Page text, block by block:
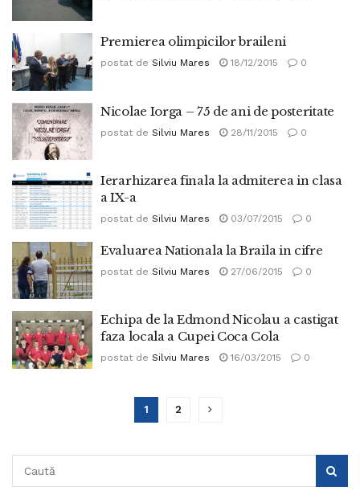
Premierea olimpicilor braileni
postat de Silviu Mares 18/12/2015 0
Nicolae Iorga – 75 de ani de posteritate
postat de Silviu Mares 28/11/2015 0
Ierarhizarea finala la admiterea in clasa
a IX-a
postat de Silviu Mares 03/07/2015 0
Evaluarea Nationala la Braila in cifre
postat de Silviu Mares 27/06/2015 0
Echipa de la Edmond Nicolau a castigat
faza locala a Cupei Coca Cola
postat de Silviu Mares 16/03/2015 0
1 2